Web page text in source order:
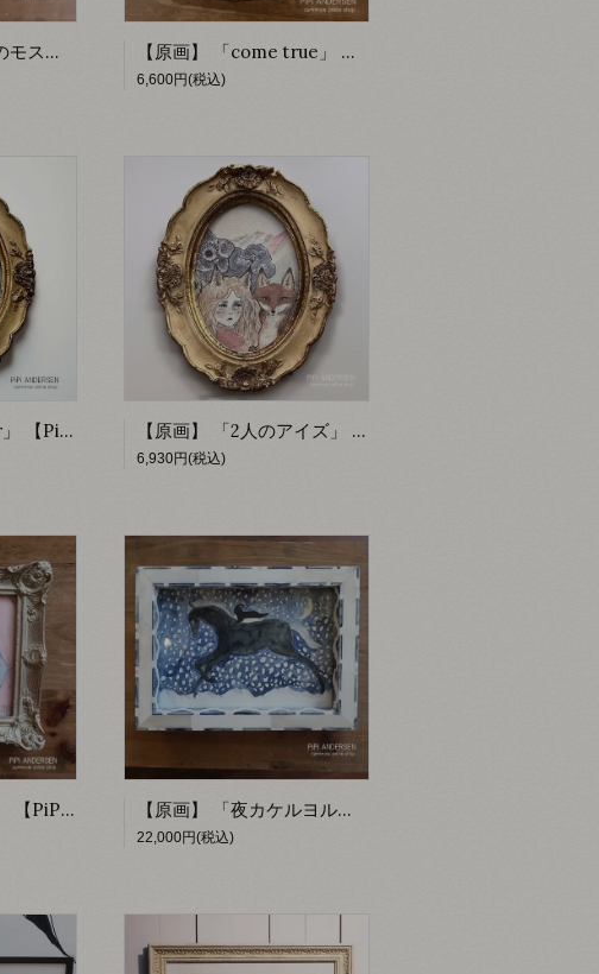
【原画】 「月と星のモスコ」 【PiPi ANDERSEN】 【原画】 「come true」 【PiPi ANDERSEN】
6,600円(税込)
【原画】 「feather」 【PiPi ANDERSEN by fumiko】 【原画】 「2人のアイズ」 【PiPi ANDERSEN by fumiko】
6,930円(税込)
【原画】 「セーヌ」 【PiPi ANDERSEN】 【原画】 「夜カケルヨル」 【PiPi ANDERSEN】
22,000円(税込)